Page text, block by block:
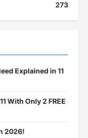
273
Explained in 11
With Only 2 FREE
2026!